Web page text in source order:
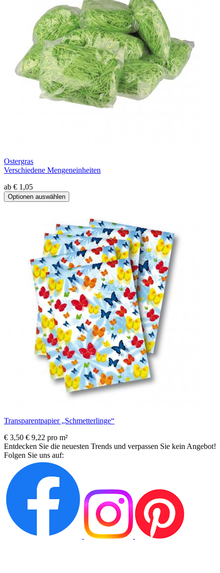
Ostergras
Verschiedene Mengeneinheiten
ab € 1,05
Transparentpapier „Schmetterlinge“
€ 3,50 € 9,22 pro m²
Entdecken Sie die neuesten Trends und verpassen Sie kein Angebot!
Folgen Sie uns auf: